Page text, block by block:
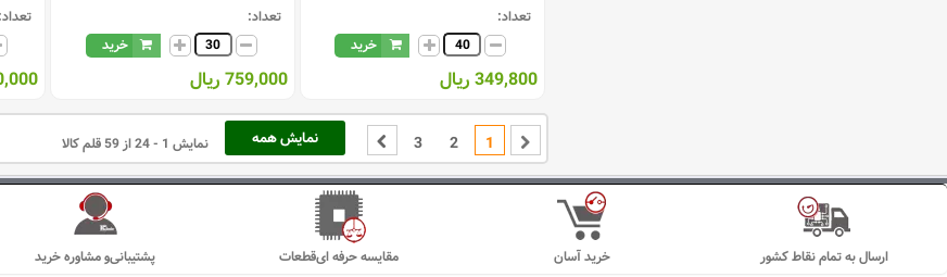
تعداد:
خرید
349,800 ریال
تعداد:
خرید
759,000 ریال
تعداد:
نمایش همه 1
2
3 نمایش 1 - 24 از 59 قلم کالا
پشتیبانی‌و مشاوره خرید مقایسه حرفه ای‌قطعات خرید آسان ارسال به تمام نقاط کشور